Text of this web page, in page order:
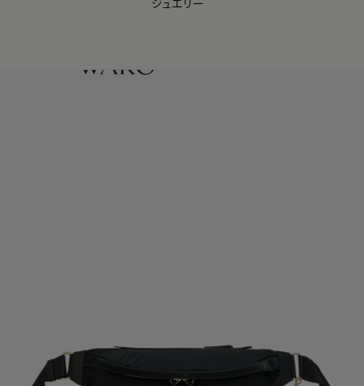
WAKO Membership Program連携はこちら
ジュエリー